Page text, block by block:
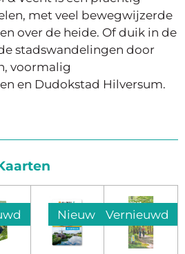
met veel bewegwijzerde
over de heide. Ofduik in de
stadswandelingen door
voormalig
en Dudokstad Hilversum.
Nieuw Vernieuwd